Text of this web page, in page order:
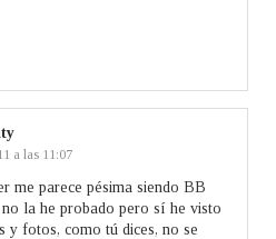
a las 11:07
me parece pésima siendo BB
la he probado pero sí he visto
y fotos, como tú dices, no se